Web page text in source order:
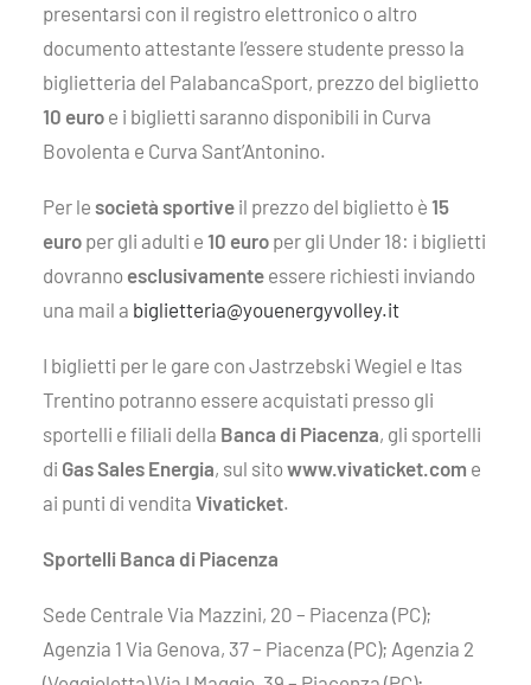
presentarsi con il registro elettronico o altro
documento attestante l’essere studente presso la
biglietteria del PalabancaSport, prezzo del biglietto
10 euro e i biglietti saranno disponibili in Curva
Bovolenta e Curva Sant’Antonino.
Per le società sportive il prezzo del biglietto è 15
euro per gli adulti e 10 euro per gli Under 18: i biglietti
dovranno esclusivamente essere richiesti inviando
una mail a biglietteria@youenergyvolley.it
I biglietti per le gare con Jastrzebski Wegiel e Itas
Trentino potranno essere acquistati presso gli
sportelli e filiali della Banca di Piacenza, gli sportelli
di Gas Sales Energia, sul sito www.vivaticket.com e
ai punti di vendita Vivaticket.
Sportelli Banca di Piacenza
Sede Centrale Via Mazzini, 20 – Piacenza (PC);
Agenzia 1 Via Genova, 37 – Piacenza (PC); Agenzia 2